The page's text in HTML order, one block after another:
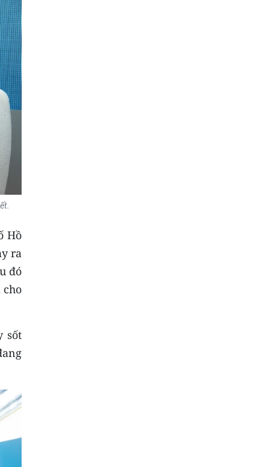
Hồ
ra
đó
sốt